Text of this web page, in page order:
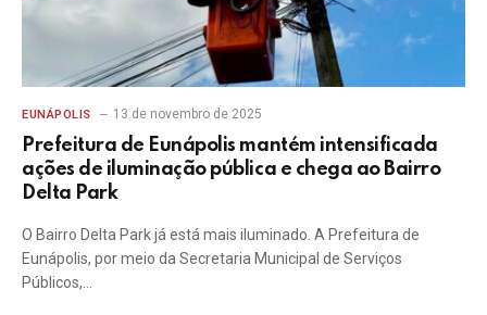
EUNÁPOLIS 13 de novembro de 2025
Prefeitura de Eunápolis mantém intensificada
ações de iluminação pública e chega ao Bairro
Delta Park
O Bairro Delta Park já está mais iluminado. A Prefeitura de
Eunápolis, por meio da Secretaria Municipal de Serviços
Públicos,…